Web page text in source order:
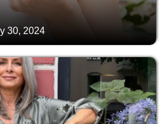
30, 2024